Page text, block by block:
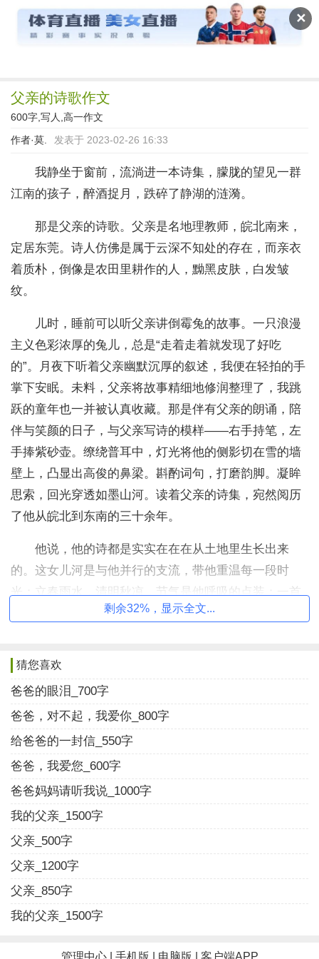
✕
作文宝典
父亲的诗歌作文
600字,写人,高一作文
作者·莫.
发表于 2023-02-26 16:33
我静坐于窗前，流淌进一本诗集，朦胧的望见一群
江南的孩子，醉酒捉月，跌碎了静湖的涟漪。
那是父亲的诗歌。父亲是名地理教师，皖北南来，
定居东莞。诗人仿佛是属于云深不知处的存在，而亲衣
着质朴，倒像是农田里耕作的人，黝黑皮肤，白发皱
纹。
儿时，睡前可以听父亲讲倒霉兔的故事。一只浪漫
主义色彩浓厚的兔儿，总是“走着走着就发现了好吃
的”。月夜下听着父亲幽默沉厚的叙述，我便在轻拍的手
掌下安眠。未料，父亲将故事精细地修润整理了，我跳
跃的童年也一并被认真收藏。那是伴有父亲的朗诵，陪
伴与笑颜的日子，与父亲写诗的模样——右手持笔，左
手捧紫砂壶。缭绕普耳中，灯光将他的侧影切在雪的墙
壁上，凸显出高俊的鼻梁。斟酌词句，打磨韵脚。凝眸
思索，回光穿透如墨山河。读着父亲的诗集，宛然阅历
了他从皖北到东南的三十余年。
他说，他的诗都是实实在在在从土地里生长出来
的。这女儿河是与他并行的支流，带他重温每一段时
光；立春雨水，清明秋凉，节气是他呼吸的点装；一首
小诗赠予《水循环》，又听见了火山隐藏在地心的梦
奔跑在通往西边小学校的路上……"而如今的雪，只是一
把一把的，堆在头上。
他说，诗歌是一面镜子。在他的大地上，我看见了
最真实的父亲，他是一个耕者，在平凡中精根细作，田
光凝为一线的时刻，谱写生命赞歌——他是大地上的歌
者，赤裸双足，深邃的眼眸后，是他用思绪交织勾勒的
斑斓世界。他在那儿行走，高歌，用是他用笔墨耕耘出
的山河。
向远方眺望，田野间仿佛有一群诗者，挥锄弄犁，
金黄色阳光下，耕作并歌唱着……
剩余32%，显示全文...
猜您喜欢
爸爸的眼泪_700字
爸爸，对不起，我爱你_800字
给爸爸的一封信_550字
爸爸，我爱您_600字
爸爸妈妈请听我说_1000字
我的父亲_1500字
父亲_500字
父亲_1200字
父亲_850字
我的父亲_1500字
管理中心| 手机版 电脑版 客户端APP